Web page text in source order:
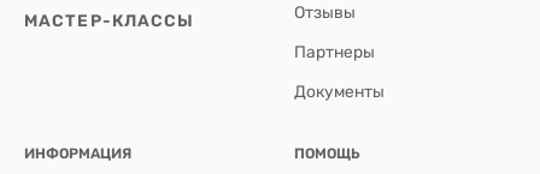
МАСТЕР-КЛАССЫ Отзывы
Партнеры
Документы
ИНФОРМАЦИЯ ПОМОЩЬ